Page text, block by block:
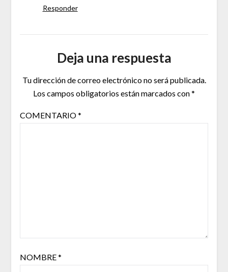
Responder
Deja una respuesta
Tu dirección de correo electrónico no será publicada.
Los campos obligatorios están marcados con*
COMENTARIO*
NOMBRE*